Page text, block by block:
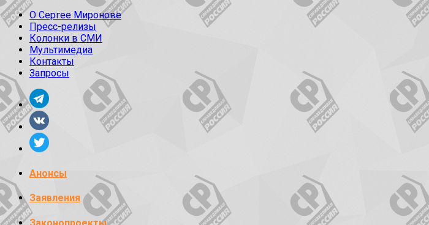
О Сергее Миронове
Пресс-релизы
Колонки в СМИ
Мультимедиа
Контакты
Запросы
Анонсы
Заявления
Законопроекты